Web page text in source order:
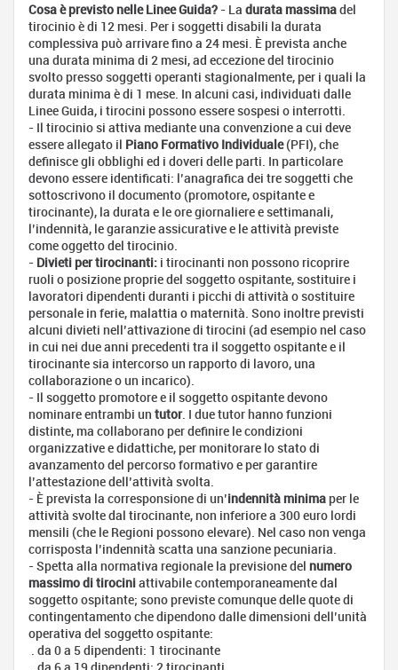
Cosa è previsto nelle Linee Guida? - La durata massimadel
tirocinio è di 12 mesi. Per i soggetti disabili la durata
complessiva può arrivare fino a 24 mesi. È prevista anche
una durata minima di 2 mesi, ad eccezione del tirocinio
svolto presso soggetti operanti stagionalmente, per i quali la
durata minima è di 1 mese. In alcuni casi, individuati dalle
Linee Guida, i tirocini possono essere sospesi o interrotti.
- Il tirocinio si attiva mediante una convenzione a cui deve
essere allegato il Piano Formativo Individuale(PFI), che
definisce gli obblighi ed i doveri delle parti. In particolare
devono essere identificati: l’anagrafica dei tre soggetti che
sottoscrivono il documento (promotore, ospitante e
tirocinante), la durata e le ore giornaliere e settimanali,
l’indennità, le garanzie assicurative e le attività previste
come oggetto del tirocinio.
- Divieti per tirocinanti: i tirocinanti non possono ricoprire
ruoli o posizione proprie del soggetto ospitante, sostituire i
lavoratori dipendenti duranti i picchi di attività o sostituire
personale in ferie, malattia o maternità. Sono inoltre previsti
alcuni divieti nell’attivazione di tirocini (ad esempio nel caso
in cui nei due anni precedenti tra il soggetto ospitante e il
tirocinante sia intercorso un rapporto di lavoro, una
collaborazione o un incarico).
- Il soggetto promotore e il soggetto ospitante devono
nominare entrambi un tutor. I due tutor hanno funzioni
distinte, ma collaborano per definire le condizioni
organizzative e didattiche, per monitorare lo stato di
avanzamento del percorso formativo e per garantire
l’attestazione dell’attività svolta.
- È prevista la corresponsione di un’indennità minimaper le
attività svolte dal tirocinante, non inferiore a 300 euro lordi
mensili (che le Regioni possono elevare). Nel caso non venga
corrisposta l’indennità scatta una sanzione pecuniaria.
- Spetta alla normativa regionale la previsione del numero
massimo di tirociniattivabile contemporaneamente dal
soggetto ospitante; sono previste comunque delle quote di
contingentamento che dipendono dalle dimensioni dell’unità
operativa del soggetto ospitante:
. da 0 a 5 dipendenti: 1 tirocinante